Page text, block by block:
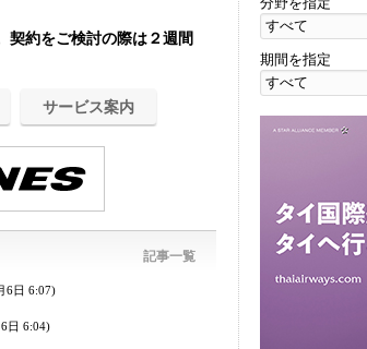
約をご検討の際は２週間
サービス案内
記事一覧
6日 6:07)
日 6:04)
期間を指定